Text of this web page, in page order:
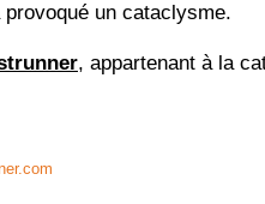
un cataclysme.
, appartenant à la